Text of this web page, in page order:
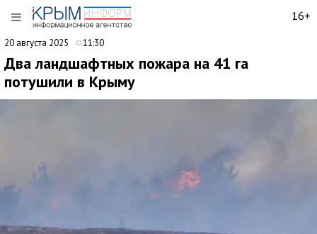
16+
20 августа 2025 11:30
Два ландшафтных пожара на 41 га
потушили в Крыму